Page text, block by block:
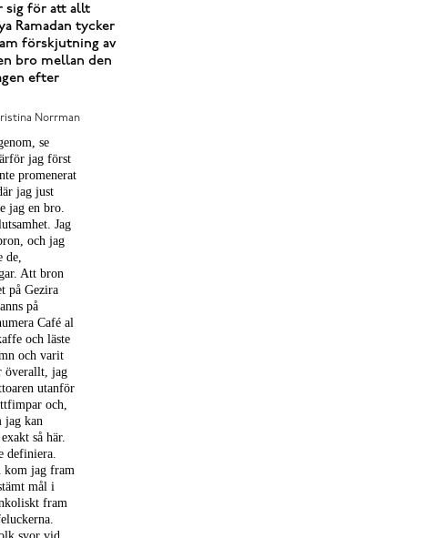
sig för att allt
Ramadan tycker
förskjutning av
bro mellan den
efter
Norrman
se
jag först
promenerat
jag just
jag en bro.
Jag
och jag
de,
Att bron
på Gezira
på
Café al
och läste
och varit
överallt, jag
utanför
och,
jag kan
så här.
definiera.
kom jag fram
mål i
fram